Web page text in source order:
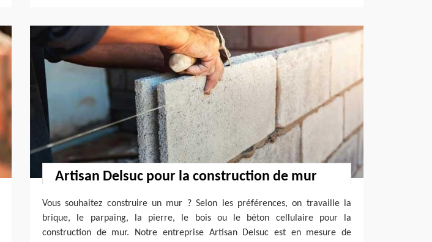
Artisan Delsuc pour la construction de mur
Vous souhaitez construire un mur ? Selon les préférences, on travaille la
brique, le parpaing, la pierre, le bois ou le béton cellulaire pour la
construction de mur. Notre entreprise Artisan Delsuc est en mesure de